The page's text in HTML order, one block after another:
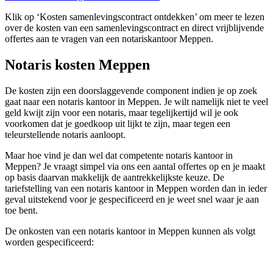
Klik op ‘Kosten samenlevingscontract ontdekken’ om meer te lezen
over de kosten van een samenlevingscontract en direct vrijblijvende
offertes aan te vragen van een notariskantoor Meppen.
Notaris kosten Meppen
De kosten zijn een doorslaggevende component indien je op zoek
gaat naar een notaris kantoor in Meppen. Je wilt namelijk niet te veel
geld kwijt zijn voor een notaris, maar tegelijkertijd wil je ook
voorkomen dat je goedkoop uit lijkt te zijn, maar tegen een
teleurstellende notaris aanloopt.
Maar hoe vind je dan wel dat competente notaris kantoor in
Meppen? Je vraagt simpel via ons een aantal offertes op en je maakt
op basis daarvan makkelijk de aantrekkelijkste keuze. De
tariefstelling van een notaris kantoor in Meppen worden dan in ieder
geval uitstekend voor je gespecificeerd en je weet snel waar je aan
toe bent.
De onkosten van een notaris kantoor in Meppen kunnen als volgt
worden gespecificeerd: